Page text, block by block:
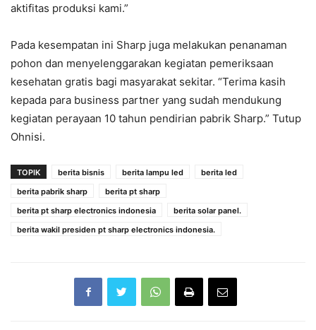
aktifitas produksi kami.”
Pada kesempatan ini Sharp juga melakukan penanaman
pohon dan menyelenggarakan kegiatan pemeriksaan
kesehatan gratis bagi masyarakat sekitar. “Terima kasih
kepada para business partner yang sudah mendukung
kegiatan perayaan 10 tahun pendirian pabrik Sharp.” Tutup
Ohnisi.
TOPIK berita bisnis berita lampu led
berita led
berita pabrik sharp
berita pt sharp
berita pt sharp electronics indonesia
berita solar panel.
berita wakil presiden pt sharp electronics indonesia.